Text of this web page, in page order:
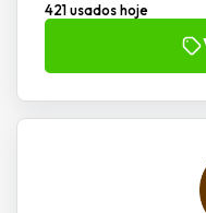
421 usados hoje